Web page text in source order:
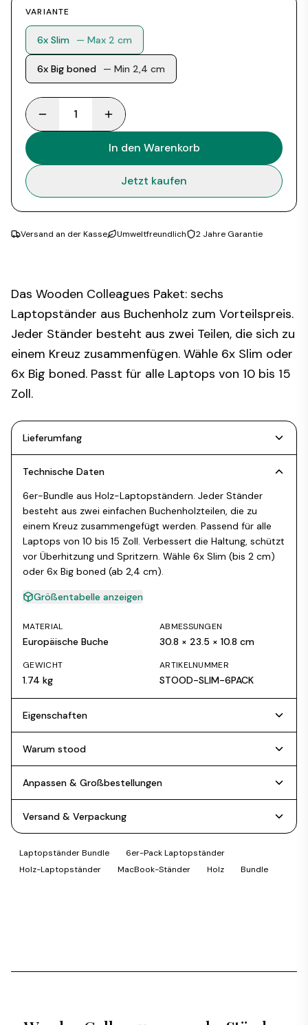
VARIANTE
6x Slim — Max 2 cm
6x Big boned — Min 2,4 cm
1
In den Warenkorb
Jetzt kaufen
Versand an der Kasse Umweltfreundlich 2 Jahre Garantie
Das Wooden Colleagues Paket: sechs
Laptopständer aus Buchenholz zum Vorteilspreis.
Jeder Ständer besteht aus zwei Teilen, die sich zu
einem Kreuz zusammenfügen. Wähle 6x Slim oder
6x Big boned. Passt für alle Laptops von 10 bis 15
Zoll.
Lieferumfang
Technische Daten
6er-Bundle aus Holz-Laptopständern. Jeder Ständer
besteht aus zwei einfachen Buchenholzteilen, die zu
einem Kreuz zusammengefügt werden. Passend für alle
Laptops von 10 bis 15 Zoll. Verbessert die Haltung, schützt
vor Überhitzung und Spritzern. Wähle 6x Slim (bis 2 cm)
oder 6x Big boned (ab 2,4 cm).
Größentabelle anzeigen
MATERIAL
Europäische Buche
ABMESSUNGEN
30.8 × 23.5 × 10.8 cm
GEWICHT
1.74 kg
ARTIKELNUMMER
STOOD-SLIM-6PACK
Eigenschaften
Warum stood
Anpassen & Großbestellungen
Versand & Verpackung
Laptopständer Bundle
6er-Pack Laptopständer
Holz-Laptopständer
MacBook-Ständer Holz Bundle